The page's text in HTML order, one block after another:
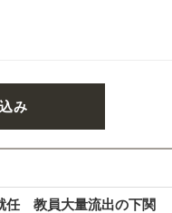
み
任 教員大量流出の下関